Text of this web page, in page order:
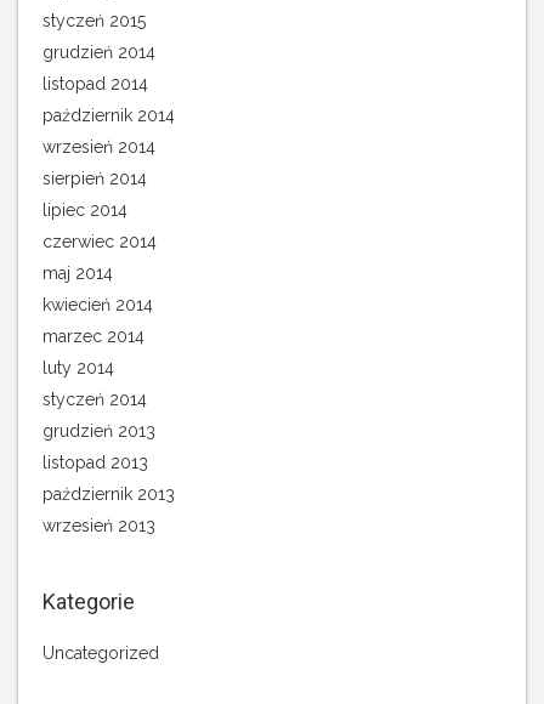
styczeń 2015
grudzień 2014
listopad 2014
październik 2014
wrzesień 2014
sierpień 2014
lipiec 2014
czerwiec 2014
maj 2014
kwiecień 2014
marzec 2014
luty 2014
styczeń 2014
grudzień 2013
listopad 2013
październik 2013
wrzesień 2013
Kategorie
Uncategorized